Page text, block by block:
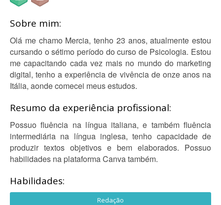
Sobre mim:
Olá me chamo Mercia, tenho 23 anos, atualmente estou
cursando o sétimo período do curso de Psicologia. Estou
me capacitando cada vez mais no mundo do marketing
digital, tenho a experiência de vivência de onze anos na
Itália, aonde comecei meus estudos.
Resumo da experiência profissional:
Possuo fluência na língua italiana, e também fluência
intermediária na língua inglesa, tenho capacidade de
produzir textos objetivos e bem elaborados. Possuo
habilidades na plataforma Canva também.
Habilidades:
Redação